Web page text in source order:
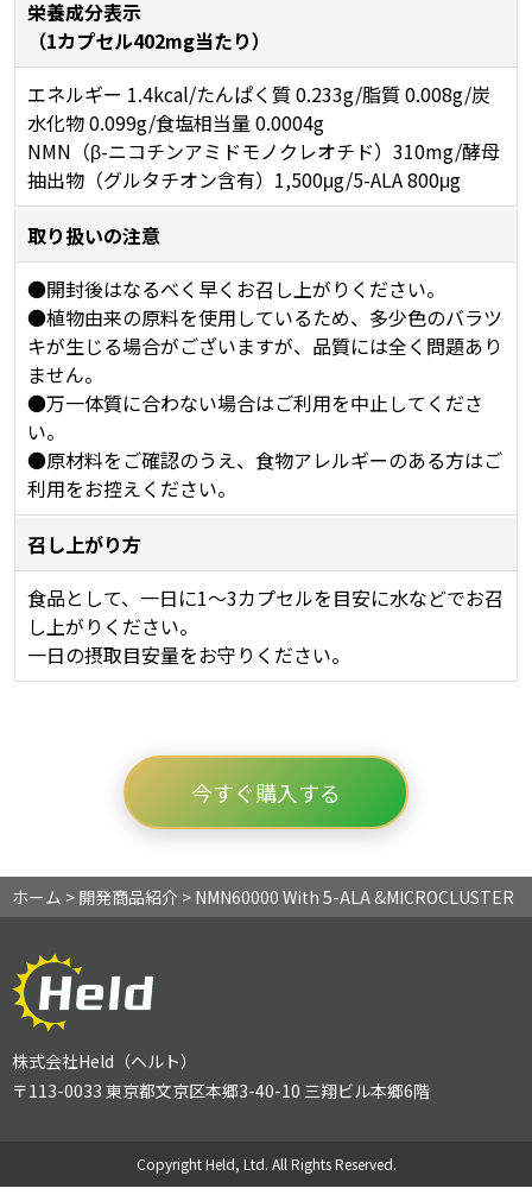
栄養成分表示
（1カプセル402mg当たり）
エネルギー 1.4kcal/たんぱく質 0.233g/脂質 0.008g/炭
水化物 0.099g/食塩相当量 0.0004g
NMN（β-ニコチンアミドモノクレオチド）310mg/酵母
抽出物（グルタチオン含有）1,500μg/5-ALA 800μg
取り扱いの注意
●開封後はなるべく早くお召し上がりください。
●植物由来の原料を使用しているため、多少色のバラツ
キが生じる場合がございますが、品質には全く問題あり
ません。
●万一体質に合わない場合はご利用を中止してくださ
い。
●原材料をご確認のうえ、食物アレルギーのある方はご
利用をお控えください。
召し上がり方
食品として、一日に1～3カプセルを目安に水などでお召
し上がりください。
一日の摂取目安量をお守りください。
今すぐ購入する
ホーム > 開発商品紹介 > NMN60000 With 5-ALA &MICROCLUSTER
株式会社Held（ヘルト）
〒113-0033 東京都文京区本郷3-40-10 三翔ビル本郷6階
Copyright Held, Ltd. All Rights Reserved.